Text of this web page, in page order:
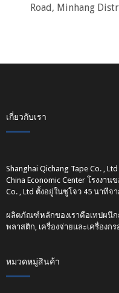
Road, Minhang
เกี่ยวกับเรา
Shanghai Qichang Tape Co. ,
China Economic Center โรงงา
Co. , Ltd ตั้งอยู่ในซูโจว 45 นาที
ผลิตภัณฑ์หลักของเราคือเทปผนึก
พลาสติก, เครื่องจ่ายและเครื่องก
หมวดหมู่สินค้า